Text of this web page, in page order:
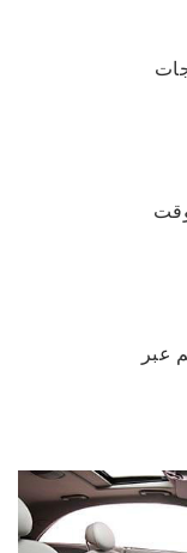
عبر